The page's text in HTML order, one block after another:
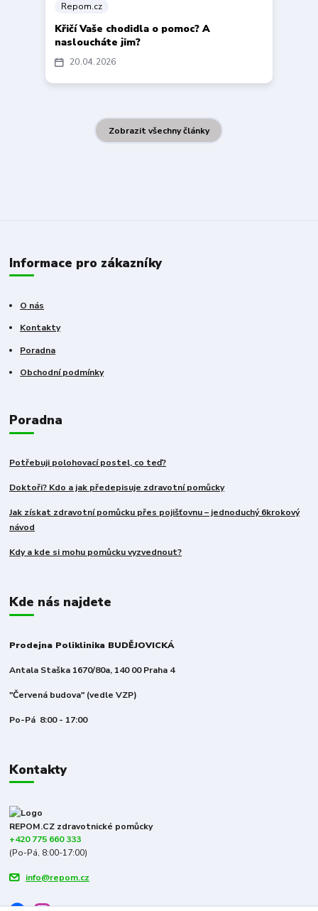
20 04 2026
Repom.cz
Křičí Vaše chodidla o pomoc? A
nasloucháte jim?
Zobrazit všechny články
Informace pro zákazníky
O nás
Kontakty
Poradna
Obchodní podmínky
Poradna
Potřebuji polohovací postel, co teď?
Doktoři? Kdo a jak předepisuje zdravotní pomůcky
Jak získat zdravotní pomůcku přes pojišťovnu – jednoduchý 6krokový
návod
Kdy a kde si mohu pomůcku vyzvednout?
Kde nás najdete
Prodejna Poliklinika BUDĚJOVICKÁ
Antala Staška 1670/80a, 140 00 Praha 4
"Červená budova" (vedle VZP)
Po-Pá 8:00 - 17:00
Kontakty
REPOM.CZ zdravotnické pomůcky
+420 775 660 333
(Po-Pá, 8:00-17:00)
info@repom.cz